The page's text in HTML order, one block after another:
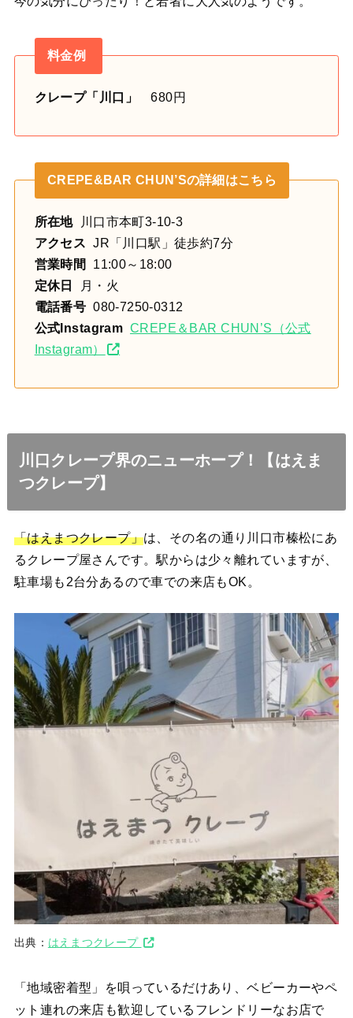
料金例
クレープ「川口」 680円
CREPE&BAR CHUN’Sの詳細はこちら
所在地
川口市本町3-10-3
アクセス JR「川口駅」徒歩約7分
営業時間
11:00～18:00
定休日
月・火
電話番号 080-7250-0312
公式Instagram CREPE＆BAR CHUN’S（公式
Instagram）
川口クレープ界のニューホープ！【はえま
つクレープ】
「はえまつクレープ」は、その名の通り川口市榛松にあ
るクレープ屋さんです。駅からは少々離れていますが、
駐車場も2台分あるので車での来店もOK。
出典： はえまつクレープ
「地域密着型」を唄っているだけあり、ベビーカーやペ
ット連れの来店も歓迎しているフレンドリーなお店で